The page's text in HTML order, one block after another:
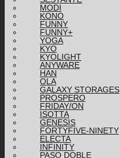
MODI
KONO
FUNNY
FUNNY+
YOGA
KYO
KYOLIGHT
ANYWARE
HAN
OLA
GALAXY STORAGES
PROSPERO
FRIDAY/ON
ISOTTA
GENESIS
FORTYFIVE-NINETY
ELECTA
INFINITY
PASO DOBLE